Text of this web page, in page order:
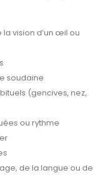
vision d’un œil ou
soudaine
(gencives, nez,
ou rythme
de la langue ou de